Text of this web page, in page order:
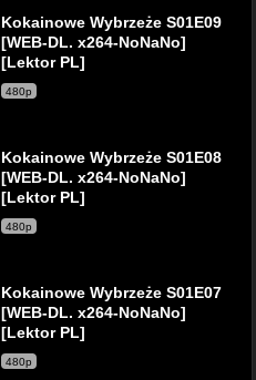
Kokainowe Wybrzeże S01E09
[WEB-DL. x264-NoNaNo]
[Lektor PL]
480p
Kokainowe Wybrzeże S01E08
[WEB-DL. x264-NoNaNo]
[Lektor PL]
480p
Kokainowe Wybrzeże S01E07
[WEB-DL. x264-NoNaNo]
[Lektor PL]
480p